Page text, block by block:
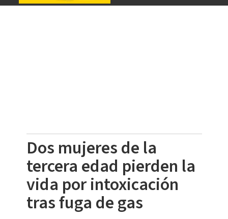
Dos mujeres de la
tercera edad pierden la
vida por intoxicación
tras fuga de gas